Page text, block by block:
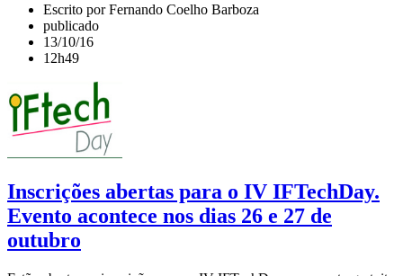
Escrito por Fernando Coelho Barboza
publicado
13/10/16
12h49
Inscrições abertas para o IV IFTechDay.
Evento acontece nos dias 26 e 27 de
outubro